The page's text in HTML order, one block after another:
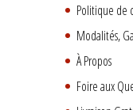
Politique de
Modalités,
À Propos
Foire aux